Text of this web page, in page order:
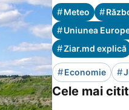
#Meteo #
#Uniunea
#Ziar.md explică
#Economie #
Cele mai